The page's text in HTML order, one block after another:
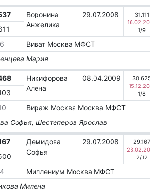
Воронина
Анжелика
29.07.2008
31.111
1/9
6 Виват Москва МФСТ
Мария
Никифорова
Алена
08.04.2009
1/8
Вираж Москва Москва МФСТ
Софья, Шестеперов Ярослав
Демидова
Софья
29.07.2008
29.167
2/12
4 Миллениум Москва МФСТ
Милена